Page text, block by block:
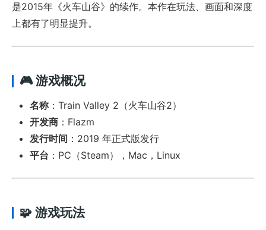
是2015年《火车山谷》的续作。本作在玩法、画面和深度
上都有了明显提升。
🎮 游戏概况
名称 ：Train Valley 2（火车山谷2）
开发商 ：Flazm
发行时间 ：2019 年正式版发行
平台 ：PC（Steam），Mac，Linux
🧩 游戏玩法